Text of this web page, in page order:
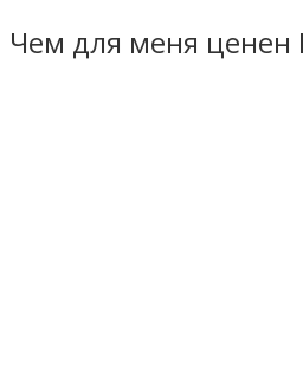
Чем для меня